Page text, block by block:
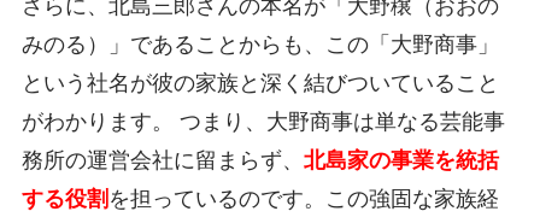
さらに、北島三郎さんの本名が「大野穣（おおの
みのる）」であることからも、この「大野商事」
という社名が彼の家族と深く結びついていること
がわかります。 つまり、大野商事は単なる芸能事
務所の運営会社に留まらず、 北島家の事業を統括
する役割 を担っているのです。この強固な家族経